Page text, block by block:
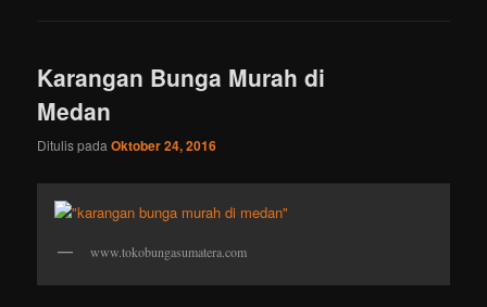
Karangan Bunga Murah di
Medan
Ditulis padaOktober 24, 2016
www.tokobungasumatera.com